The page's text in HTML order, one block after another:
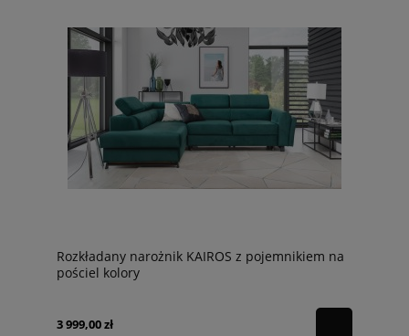
Rozkładany narożnik KAIROS z pojemnikiem na
pościel kolory
3 999,00 zł